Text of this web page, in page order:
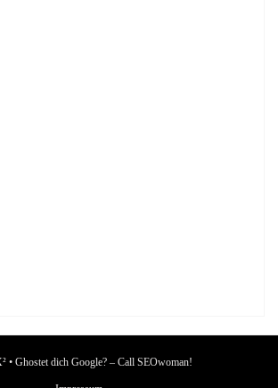
• Ghostet dich Google? – Call SEOwoman!